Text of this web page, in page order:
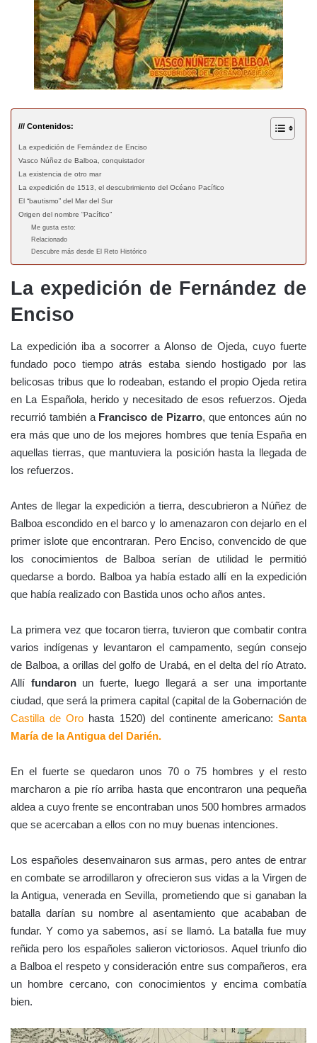
/// Contenidos:
La expedición de Fernández de Enciso
Vasco Núñez de Balboa, conquistador
La existencia de otro mar
La expedición de 1513, el descubrimiento del Océano Pacífico
El “bautismo” del Mar del Sur
Origen del nombre “Pacífico”
Me gusta esto:
Relacionado
Descubre más desde El Reto Histórico
La expedición de Fernández de
Enciso
La expedición iba a socorrer a Alonso de Ojeda, cuyo fuerte
fundado poco tiempo atrás estaba siendo hostigado por las
belicosas tribus que lo rodeaban, estando el propio Ojeda retira
en La Española, herido y necesitado de esos refuerzos. Ojeda
recurrió también a Francisco de Pizarro, que entonces aún no
era más que uno de los mejores hombres que tenía España en
aquellas tierras, que mantuviera la posición hasta la llegada de
los refuerzos.
Antes de llegar la expedición a tierra, descubrieron a Núñez de
Balboa escondido en el barco y lo amenazaron con dejarlo en el
primer islote que encontraran. Pero Enciso, convencido de que
los conocimientos de Balboa serían de utilidad le permitió
quedarse a bordo. Balboa ya había estado allí en la expedición
que había realizado con Bastida unos ocho años antes.
La primera vez que tocaron tierra, tuvieron que combatir contra
varios indígenas y levantaron el campamento, según consejo
de Balboa, a orillas del golfo de Urabá, en el delta del río Atrato.
Allí fundaronun fuerte, luego llegará a ser una importante
ciudad, que será la primera capital (capital de la Gobernación de
Castilla de Oro hasta 1520) del continente americano: Santa
María de la Antigua del Darién.
En el fuerte se quedaron unos 70 o 75 hombres y el resto
marcharon a pie río arriba hasta que encontraron una pequeña
aldea a cuyo frente se encontraban unos 500 hombres armados
que se acercaban a ellos con no muy buenas intenciones.
Los españoles desenvainaron sus armas, pero antes de entrar
en combate se arrodillaron y ofrecieron sus vidas a la Virgen de
la Antigua, venerada en Sevilla, prometiendo que si ganaban la
batalla darían su nombre al asentamiento que acababan de
fundar. Y como ya sabemos, así se llamó. La batalla fue muy
reñida pero los españoles salieron victoriosos. Aquel triunfo dio
a Balboa el respeto y consideración entre sus compañeros, era
un hombre cercano, con conocimientos y encima combatía
bien.